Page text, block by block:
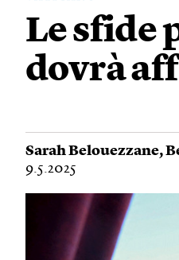
Le sfide
dovrà
Sarah Belouezzane,
9.5.2025